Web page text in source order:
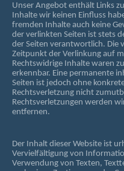
Unser Angebot enthält Links
Inhalte wir keinen Einfluss
fremden Inhalte auch keine
der verlinkten Seiten ist stets
der Seiten verantwortlich. Die
Zeitpunkt der Verlinkung auf
Rechtswidrige Inhalte waren
erkennbar. Eine permanente
Seiten ist jedoch ohne
Rechtsverletzung nicht
Rechtsverletzungen werden
entfernen.
Der Inhalt dieser Website ist
Vervielfältigung von
Verwendung von Texten,